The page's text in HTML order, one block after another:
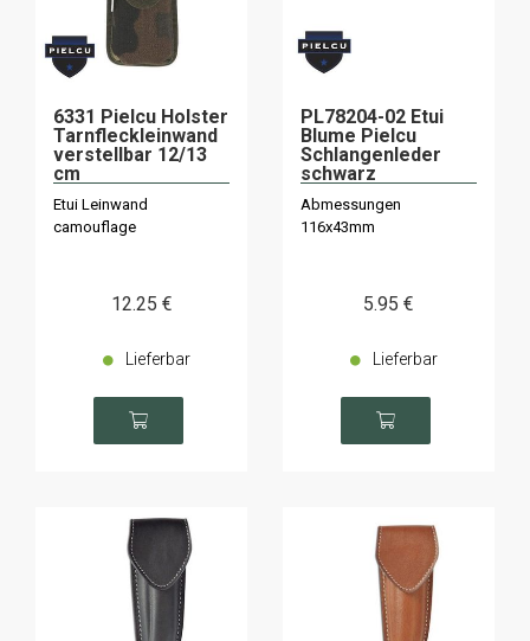
6331 Pielcu Holster
Tarnfleckleinwand
verstellbar 12/13
cm
Etui Leinwand
camouflage
12.25 €
Lieferbar
PL78204-02 Etui
Blume Pielcu
Schlangenleder
schwarz
Abmessungen
116x43mm
5.95 €
Lieferbar